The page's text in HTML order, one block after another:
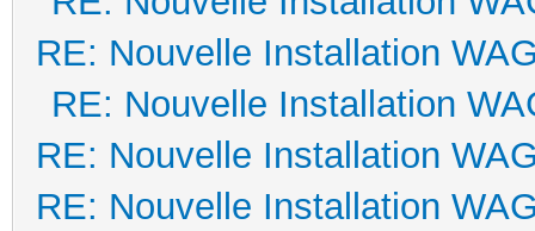
RE: Nouvelle Installation
RE: Nouvelle Installation
RE: Nouvelle Installation
RE: Nouvelle Installation